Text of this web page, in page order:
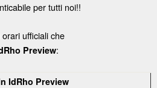
per tutti noi!!
ufficiali che
Preview:
IdRho Preview